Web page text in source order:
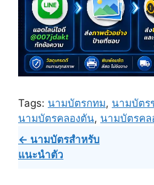
Tags: นามบัตรกทม, นามบัตร
นามบัตรคลองตัน, นามบัตรคล
Post
navigation
← นามบัตรสำหรับ
แนะนำตัว